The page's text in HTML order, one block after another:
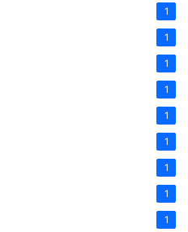
1
1
1
1
1
1
1
1
1